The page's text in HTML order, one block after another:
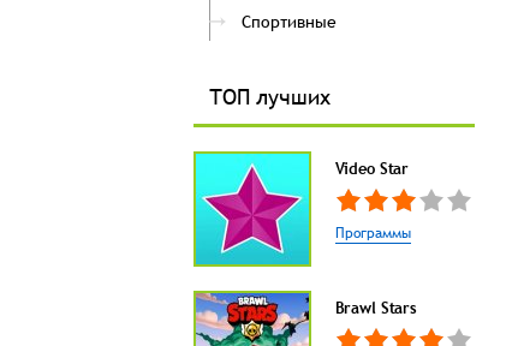
Спортивные
ТОП лучших
Video Star
Программы
Brawl Stars